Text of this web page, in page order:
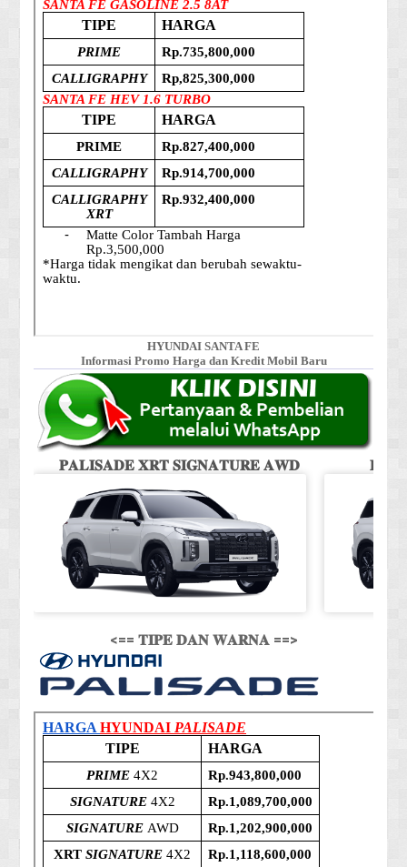
HYUNDAI SANTA FE
Informasi Promo Harga dan Kredit Mobil Baru
𝐏𝐀𝐋𝐈𝐒𝐀𝐃𝐄 𝐗𝐑𝐓 𝐒𝐈𝐆𝐍𝐀𝐓𝐔𝐑𝐄 𝐀𝐖𝐃
<== 𝐓𝐈𝐏𝐄 𝐃𝐀𝐍 𝐖𝐀𝐑𝐍𝐀 ==>